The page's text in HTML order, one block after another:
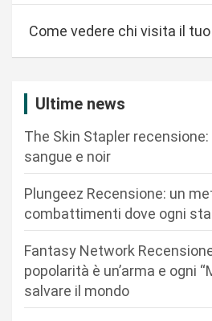
Come vedere chi visita il
Ultime news
The Skin Stapler recensione:
sangue e noir
Plungeez Recensione: un
combattimenti dove ogni
Fantasy Network
popolarità è un’arma e ogni
salvare il mondo